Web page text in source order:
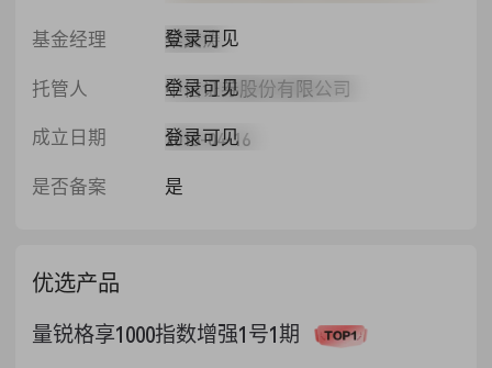
基金经理 梁文涛
登录可见
托管人 中信证券股份有限公司
登录可见
成立日期 2015-04-16
登录可见
是否备案 是
优选产品
量锐格享1000指数增强1号1期